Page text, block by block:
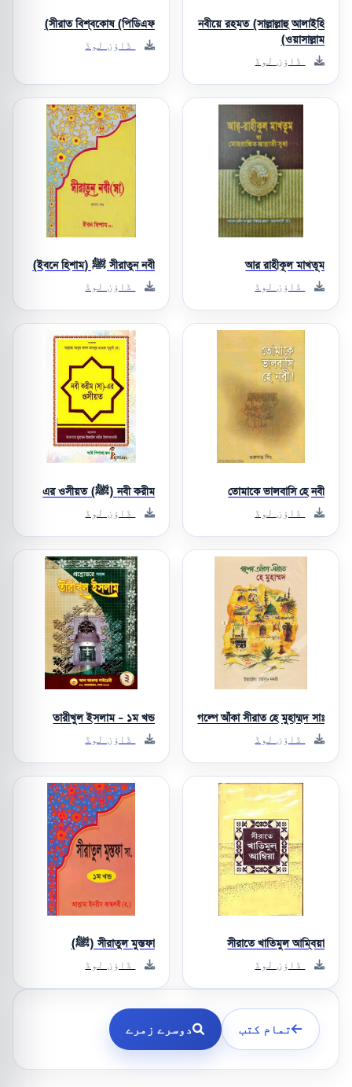
নবীয়ে রহমত (সাল্লাল্লাহু আলাইহি
ওয়াসাল্লাম)
ڈاؤن لوڈ
সীরাত বিশ্বকোষ (পিডিএফ)
ڈاؤن لوڈ
আর রাহীকূল মাখতূম
ڈاؤن لوڈ
সীরাতুন নবী ﷺ (ইবনে হিশাম)
ڈاؤن لوڈ
তোমাকে ভালবাসি হে নবী
ڈاؤن لوڈ
নবী করীম (ﷺ) এর ওসীয়ত
ڈاؤن لوڈ
গল্পে আঁকা সীরাত হে মুহাম্মদ সাঃ
ڈاؤن لوڈ
তারীখুল ইসলাম - ১ম খন্ড
ڈاؤن لوڈ
সীরাতে খাতিমুল আম্বিয়া
ڈاؤن لوڈ
সীরাতুল মুস্তফা (ﷺ)
ڈاؤن لوڈ
تمام کتب دوسرے زمرے